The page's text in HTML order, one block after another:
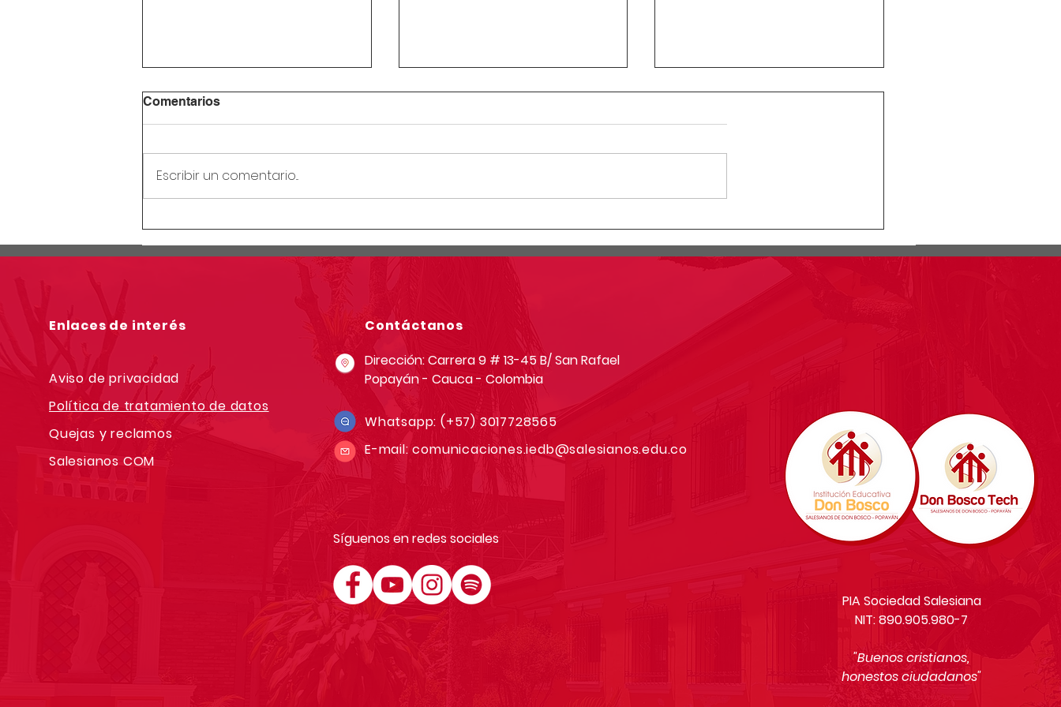
escolar
secundaria junio 12 de 2026
simulacro pruebas saber
Comentarios
Escribir un comentario...
Enlaces de interés Contáctanos
Aviso de privacidad
Política de tratamiento de datos
Quejas y reclamos
Salesianos COM
Dirección: Carrera 9 # 13-45 B/ San Rafael
Popayán - Cauca - Colombia
Whatsapp:(+57) 3017728565
E-mail:comunicaciones.iedb@salesianos.edu.co
Síguenos en redes sociales
PIA Sociedad Salesiana
NIT: 890.905.980-7
"Buenos cristianos,
honestos ciudadanos"